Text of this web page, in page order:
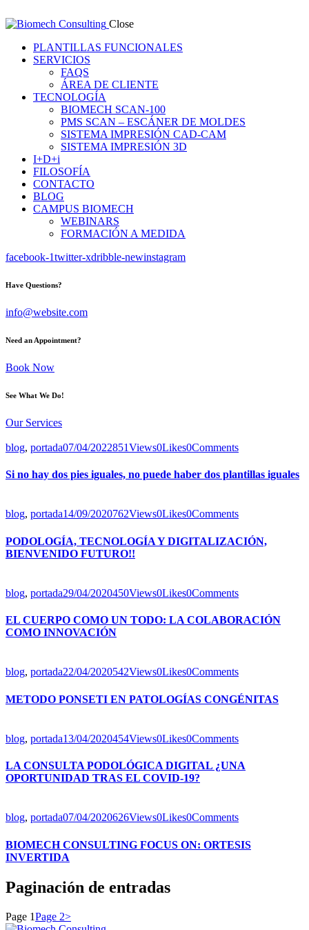
Close
PLANTILLAS FUNCIONALES
SERVICIOS
FAQS
ÁREA DE CLIENTE
TECNOLOGÍA
BIOMECH SCAN-100
PMS SCAN – ESCÁNER DE MOLDES
SISTEMA IMPRESIÓN CAD-CAM
SISTEMA IMPRESIÓN 3D
I+D+i
FILOSOFÍA
CONTACTO
BLOG
CAMPUS BIOMECH
WEBINARS
FORMACIÓN A MEDIDA
facebook-1twitter-xdribble-newinstagram
Have Questions?
info@website.com
Need an Appointment?
Book Now
See What We Do!
Our Services
blog, portada07/04/2022851Views0Likes0Comments
Si no hay dos pies iguales, no puede haber dos plantillas iguales
blog, portada14/09/2020762Views0Likes0Comments
PODOLOGÍA, TECNOLOGÍA Y DIGITALIZACIÓN,
BIENVENIDO FUTURO!!
blog, portada29/04/2020450Views0Likes0Comments
EL CUERPO COMO UN TODO: LA COLABORACIÓN
COMO INNOVACIÓN
blog, portada22/04/2020542Views0Likes0Comments
METODO PONSETI EN PATOLOGÍAS CONGÉNITAS
blog, portada13/04/2020454Views0Likes0Comments
LA CONSULTA PODOLÓGICA DIGITAL ¿UNA
OPORTUNIDAD TRAS EL COVID-19?
blog, portada07/04/2020626Views0Likes0Comments
BIOMECH CONSULTING FOCUS ON: ORTESIS
INVERTIDA
Paginación de entradas
Page 1Page 2>